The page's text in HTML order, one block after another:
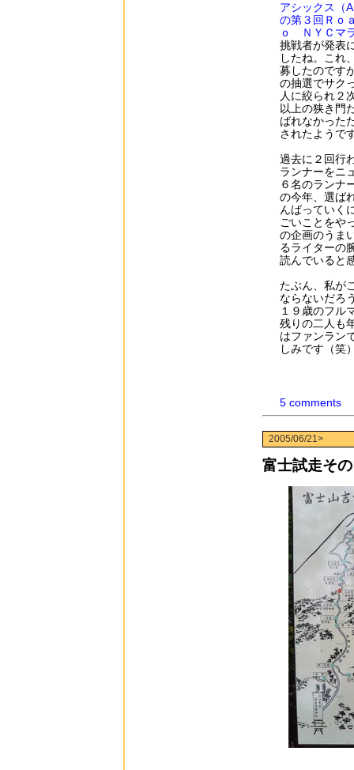
アシックス（
の第３回Ｒｏ
ｏ ＮＹＣマ
挑戦者が発表
したね。これ
募したのです
の抽選でサク
人に絞られ２
以上の狭き門
ばれなかった
されたようで
過去に２回行
ランナーをニ
６名のランナ
の今年、選ば
んばっていく
ごいことをや
の企画のうま
るライターの
読んでいると
たぶん、私が
ならないだろ
１９歳のフル
残りの二人も
はファンラン
しみです（笑
5 comments
2005/06/21>
富士試走そ